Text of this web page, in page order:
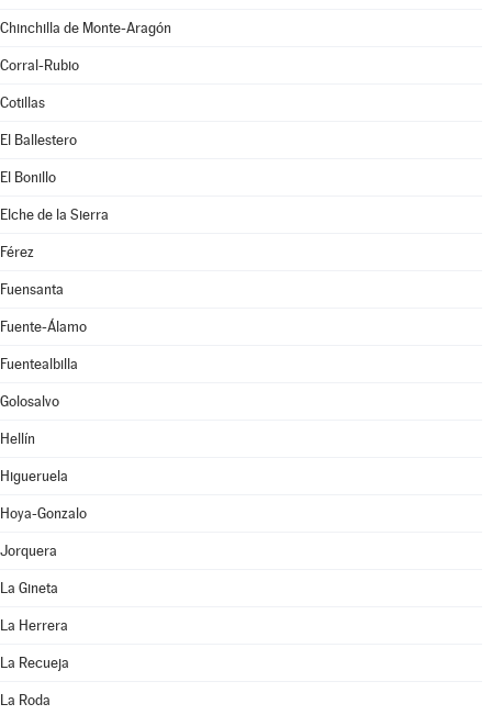
Chinchilla de Monte-Aragón
Corral-Rubio
Cotillas
El Ballestero
El Bonillo
Elche de la Sierra
Férez
Fuensanta
Fuente-Álamo
Fuentealbilla
Golosalvo
Hellín
Higueruela
Hoya-Gonzalo
Jorquera
La Gineta
La Herrera
La Recueja
La Roda